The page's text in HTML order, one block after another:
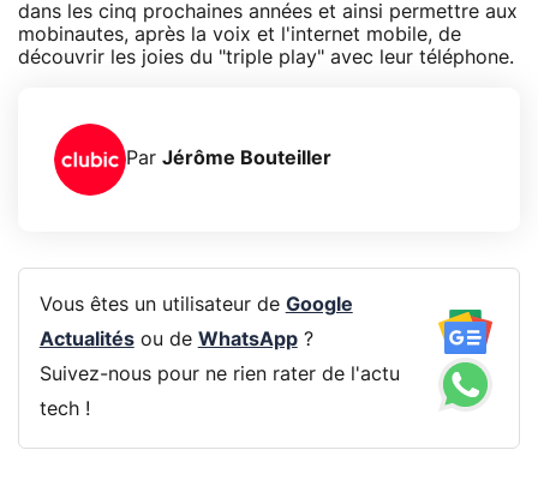
dans les cinq prochaines années et ainsi permettre aux
mobinautes, après la voix et l'internet mobile, de
découvrir les joies du "triple play" avec leur téléphone.
Par Jérôme Bouteiller
Vous êtes un utilisateur de Google
Actualitésou de WhatsApp?
Suivez-nous pour ne rien rater de l'actu
tech !